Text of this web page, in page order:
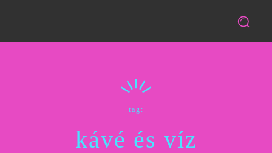
tag:
kávé és víz